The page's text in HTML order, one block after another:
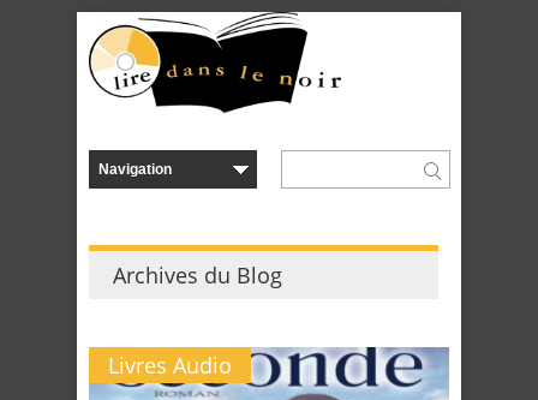
Archives du Blog
Livres Audio